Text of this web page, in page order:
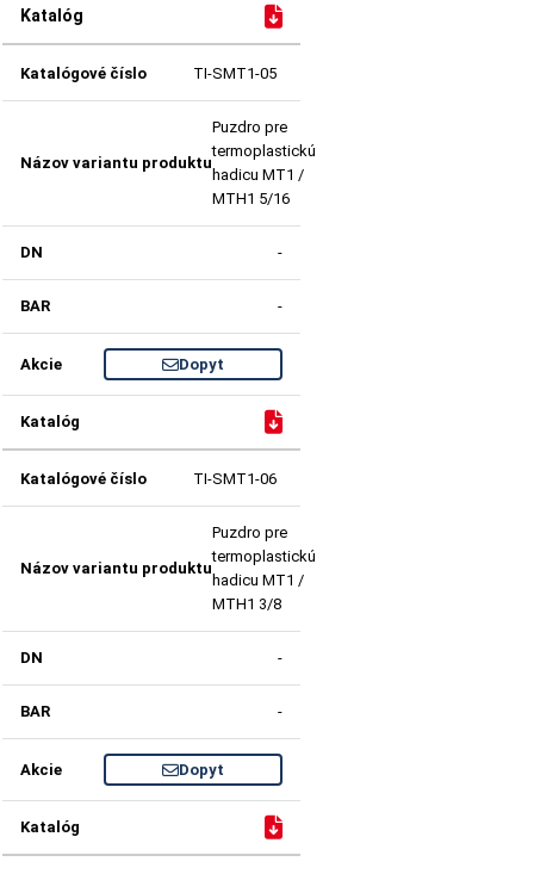
TI-SMT1-05
Puzdro pre
termoplastickú
hadicu MT1 /
MTH1 5/16
-
-
Dopyt
TI-SMT1-06
Puzdro pre
termoplastickú
hadicu MT1 /
MTH1 3/8
-
-
Dopyt